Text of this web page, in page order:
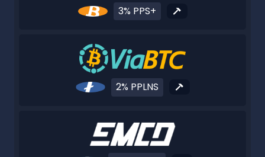
3% PPS+
2% PPLNS